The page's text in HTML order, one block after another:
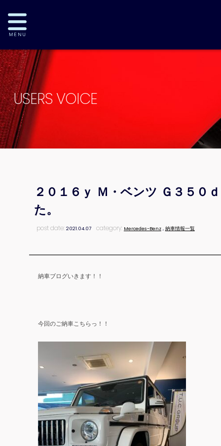
USERS VOICE
２０１６ｙ Ｍ・ベンツ Ｇ３５０
た。
post date:2021.04.07 category: Mercedes-Benz, 納車情報一覧
納車ブログいきます！！
今回のご納車こちらっ！！